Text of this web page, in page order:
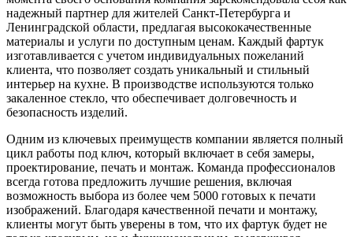
надежный партнер для жителей Санкт-Петербурга и
Ленинградской области, предлагая высококачественные
материалы и услуги по доступным ценам. Каждый фартук
изготавливается с учетом индивидуальных пожеланий
клиента, что позволяет создать уникальный и стильный
интерьер на кухне. В производстве используются только
закаленное стекло, что обеспечивает долговечность и
безопасность изделий.
Одним из ключевых преимуществ компании является полный
цикл работы под ключ, который включает в себя замеры,
проектирование, печать и монтаж. Команда профессионалов
всегда готова предложить лучшие решения, включая
возможность выбора из более чем 5000 готовых к печати
изображений. Благодаря качественной печати и монтажу,
клиенты могут быть уверены в том, что их фартук будет не